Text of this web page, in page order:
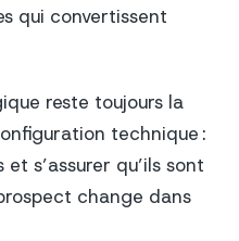
qui convertissent
reste toujours la
technique :
s’assurer qu’ils sont
change dans